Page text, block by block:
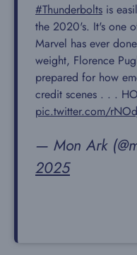
#Thunderbolts is
the 2020's. It's one
Marvel has ever
weight, Florence
prepared for how
credit scenes . . .
pic.twitter.com/
— Mon Ark
2025